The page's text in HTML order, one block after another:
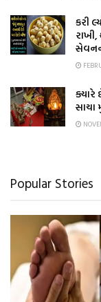
કરી
સાચા
Popular Stories